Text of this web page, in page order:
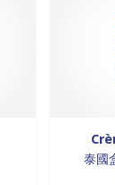
泰國